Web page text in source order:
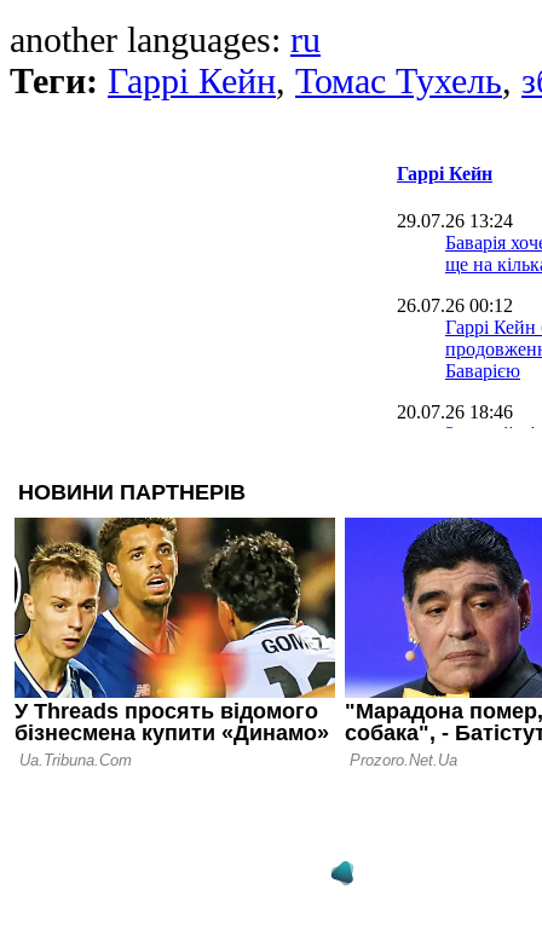
another languages: ru
Теги: Гаррі Кейн, Томас Тухель,
Гаррі Кейн
29.07.26 13:24
Баварія
ще на
26.07.26 00:12
Гаррі Кейн
Баварією
20.07.26 18:46
Золотий
19.07.26 13:20
Кейн:
повне
Тухель це
19.07.26 11:45
Поліція
інтерв'ю
жорстко не
після матчу